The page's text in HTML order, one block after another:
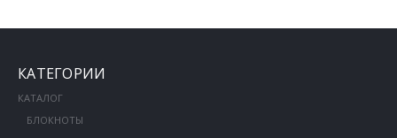
КАТЕГОРИИ
КАТАЛОГ
БЛОКНОТЫ